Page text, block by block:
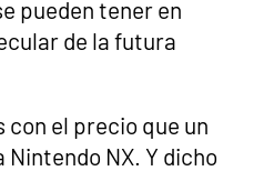
pueden tener en
de la futura
con el precio que un
NX. Y dicho